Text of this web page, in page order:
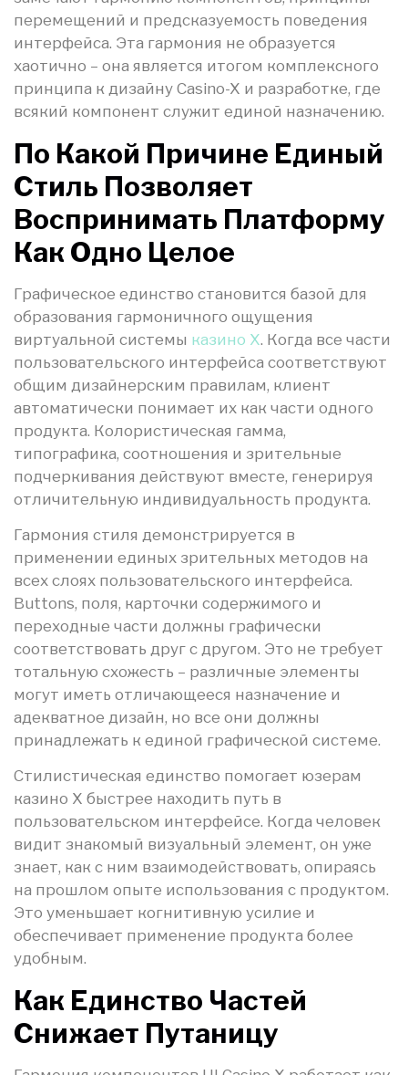
перемещений и предсказуемость поведения
интерфейса. Эта гармония не образуется
хаотично – она является итогом комплексного
принципа к дизайну Casino-X и разработке, где
всякий компонент служит единой назначению.
По Какой Причине Единый
Стиль Позволяет
Воспринимать Платформу
Как Одно Целое
Графическое единство становится базой для
образования гармоничного ощущения
виртуальной системы казино X. Когда все части
пользовательского интерфейса соответствуют
общим дизайнерским правилам, клиент
автоматически понимает их как части одного
продукта. Колористическая гамма,
типографика, соотношения и зрительные
подчеркивания действуют вместе, генерируя
отличительную индивидуальность продукта.
Гармония стиля демонстрируется в
применении единых зрительных методов на
всех слоях пользовательского интерфейса.
Buttons, поля, карточки содержимого и
переходные части должны графически
соответствовать друг с другом. Это не требует
тотальную схожесть – различные элементы
могут иметь отличающееся назначение и
адекватное дизайн, но все они должны
принадлежать к единой графической системе.
Стилистическая единство помогает юзерам
казино Х быстрее находить путь в
пользовательском интерфейсе. Когда человек
видит знакомый визуальный элемент, он уже
знает, как с ним взаимодействовать, опираясь
на прошлом опыте использования с продуктом.
Это уменьшает когнитивную усилие и
обеспечивает применение продукта более
удобным.
Как Единство Частей
Снижает Путаницу